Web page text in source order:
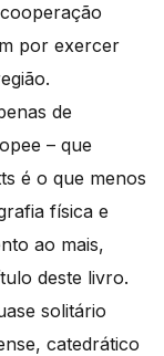
por exercer
de
– que
é o que menos
física e
ao mais,
deste livro.
solitário
catedrático